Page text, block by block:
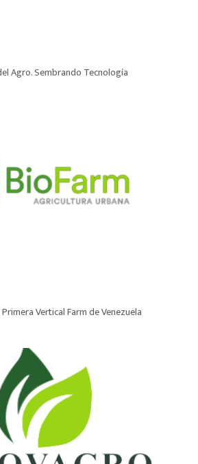
Agro. Sembrando Tecnología
Vertical Farm de Venezuela